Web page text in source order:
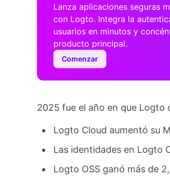
Lanza aplicaciones seguras
con Logto. Integra la
usuarios en minutos y
producto principal.
Comenzar
2025 fue el año en que Logto
Logto Cloud aumentó su
Las identidades en Logto
Logto OSS ganó más de